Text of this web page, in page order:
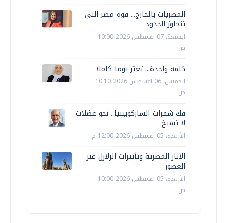
المصريات بالخارج... قوة مصر التي
تتجاوز الحدود
الجمعة، 07 اغسطس 2026 10:00
ص
كلمة واحدة... تغيّر يوما كاملا
الخميس، 06 اغسطس 2026 10:10
ص
فك شفرات الساركوبينيا.. نحو عضلات
لا تشيخ
الأربعاء، 05 اغسطس 2026 12:00 م
الآثار المصرية وتأثيرات الزلازل عبر
العصور
الأربعاء، 05 اغسطس 2026 10:00
ص